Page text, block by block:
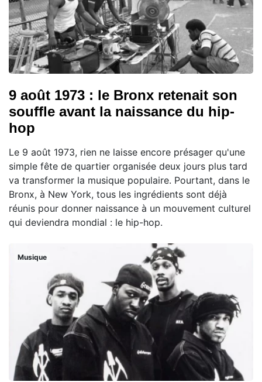
9 août 1973 : le Bronx retenait son
souffle avant la naissance du hip-
hop
Le 9 août 1973, rien ne laisse encore présager qu'une
simple fête de quartier organisée deux jours plus tard
va transformer la musique populaire. Pourtant, dans le
Bronx, à New York, tous les ingrédients sont déjà
réunis pour donner naissance à un mouvement culturel
qui deviendra mondial : le hip-hop.
Musique